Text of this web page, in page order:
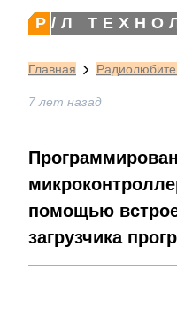
Р/Л
Главная
7 лет назад
помощью
загрузчика